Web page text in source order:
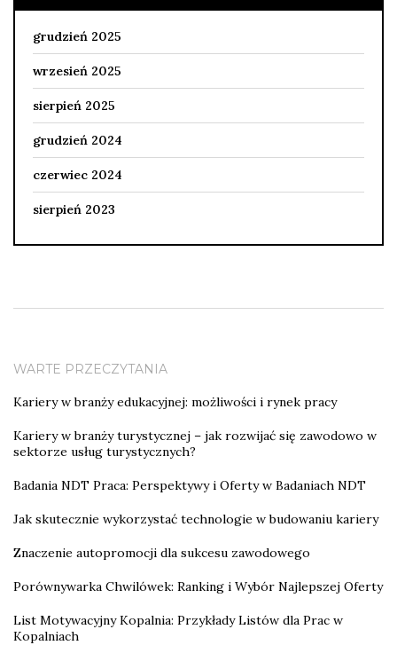
grudzień 2025
wrzesień 2025
sierpień 2025
grudzień 2024
czerwiec 2024
sierpień 2023
WARTE PRZECZYTANIA
Kariery w branży edukacyjnej: możliwości i rynek pracy
Kariery w branży turystycznej – jak rozwijać się zawodowo w
sektorze usług turystycznych?
Badania NDT Praca: Perspektywy i Oferty w Badaniach NDT
Jak skutecznie wykorzystać technologie w budowaniu kariery
Znaczenie autopromocji dla sukcesu zawodowego
Porównywarka Chwilówek: Ranking i Wybór Najlepszej Oferty
List Motywacyjny Kopalnia: Przykłady Listów dla Prac w
Kopalniach